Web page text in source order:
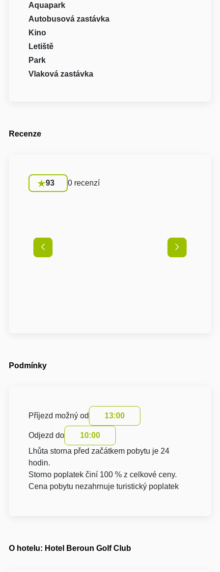
Aquapark
Autobusová zastávka
Kino
Letiště
Park
Vlaková zastávka
Recenze
93 0 recenzí
Podmínky
Příjezd možný od 13:00
Odjezd do
10:00
Lhůta storna před začátkem pobytu je 24
hodin.
Storno poplatek činí 100 % z celkové ceny.
Cena pobytu nezahrnuje turistický poplatek
O hotelu: Hotel Beroun Golf Club